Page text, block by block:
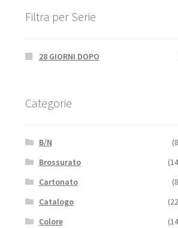
Filtra per Serie
28 GIORNI DOPO
Categorie
B/N
Brossurato
Cartonato
Catalogo
Colore